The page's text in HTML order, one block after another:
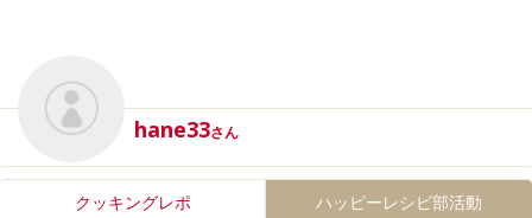
hane33さん
クッキングレポ ハッピーレシピ部活動